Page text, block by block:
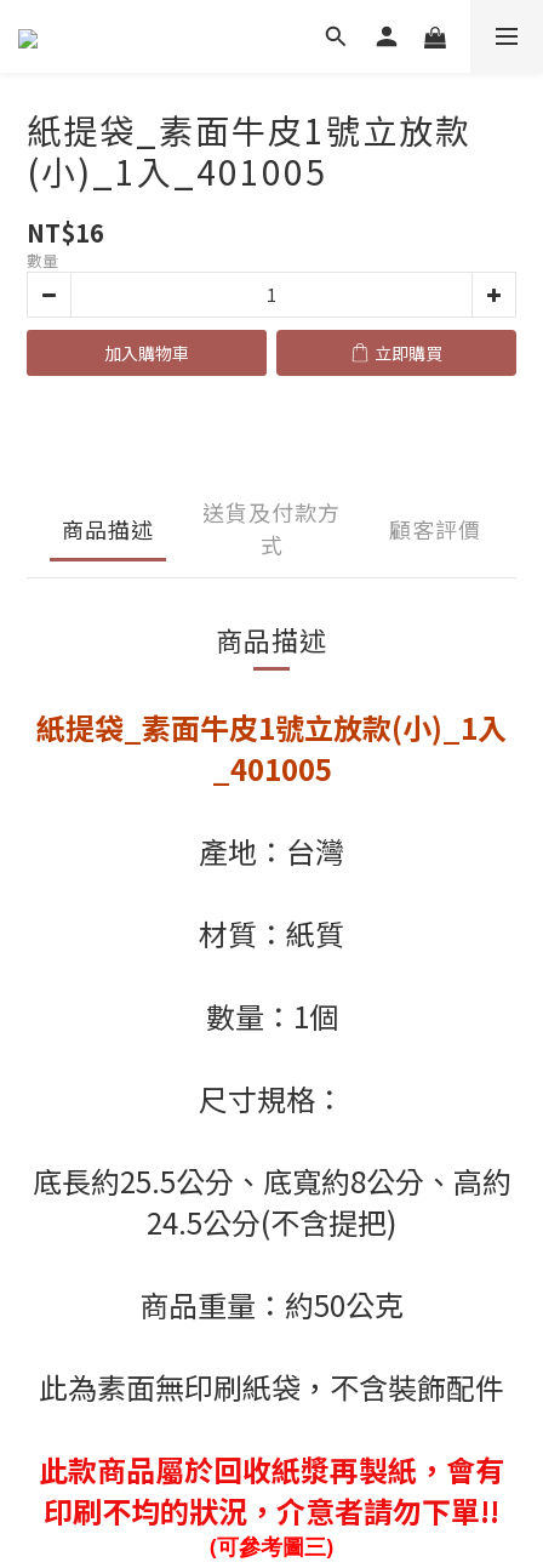
紙提袋_素面牛皮1號立放款
(小)_1入_401005
NT$16
數量
加入購物車 立即購買
商品描述
送貨及付款方
式
顧客評價
商品描述
紙提袋_素面牛皮1號立放款(小)_1入
_401005
產地：台灣
材質：紙質
數量：1個
尺寸規格：
底長約25.5公分、底寬約8公分、高約
24.5公分(不含提把)
商品重量：約50公克
此為素面無印刷紙袋，不含裝飾配件
此款商品屬於回收紙漿再製紙，會有
印刷不均的狀況，介意者請勿下單!!
(可參考圖三)